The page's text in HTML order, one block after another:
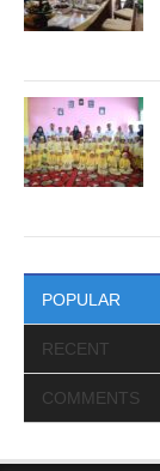
POPULAR
RECENT
COMMENTS